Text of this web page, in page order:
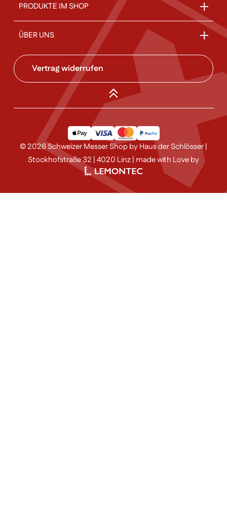
PRODUKTE IM SHOP
ÜBER UNS
Vertrag widerrufen
© 2026 Schweizer Messer Shop by Haus der Schlösser |
Stockhofstraße 32 | 4020 Linz | made with Love by